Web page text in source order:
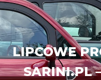
LIPCOWE
SARINI.PL